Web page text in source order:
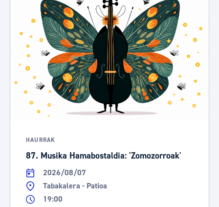
HAURRAK
87. Musika Hamabostaldia: 'Zomozorroak'
2026/08/07
Tabakalera - Patioa
19:00